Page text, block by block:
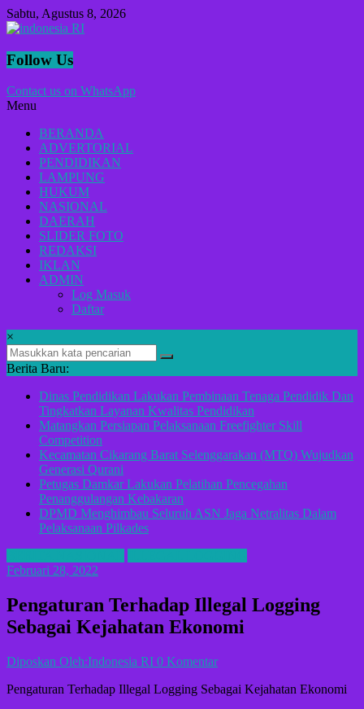
Lompat
ke
Sabtu, Agustus 8, 2026
indonesia
Lugas
Menyikap
Berita,Terpercaya
Dan
Tegas
Follow Us
Contact us on WhatsApp
Menu
BERANDA
ADVERTORIAL
PENDIDIKAN
LAMPUNG
HUKUM
NASIONAL
DAERAH
SLIDER FOTO
REDAKSI
IKLAN
ADMIN
Log Masuk
Daftar
×
Berita Baru:
Dinas Pendidikan Lakukan Pembinaan Tenaga Pendidik Dan
Tingkatkan Layanan Kwalitas Pendidikan
Matangkan Persiapan Pelaksanaan Freefighter Skill
Competition
Kecamatan Cikarang Barat Selenggarakan (MTQ) Wujudkan
Generasi Qurani
Petugas Damkar Lakukan Pelatihan Pencegahan
Penanggulangan Kebakaran
DPMD Menghimbau Seluruh ASN Jaga Netralitas Dalam
Pelaksanaan Pilkades
Februari 28, 2022
Pengaturan Terhadap Illegal Logging
Sebagai Kejahatan Ekonomi
Diposkan Oleh:Indonesia RI 0 Komentar
Pengaturan Terhadap Illegal Logging Sebagai Kejahatan Ekonomi